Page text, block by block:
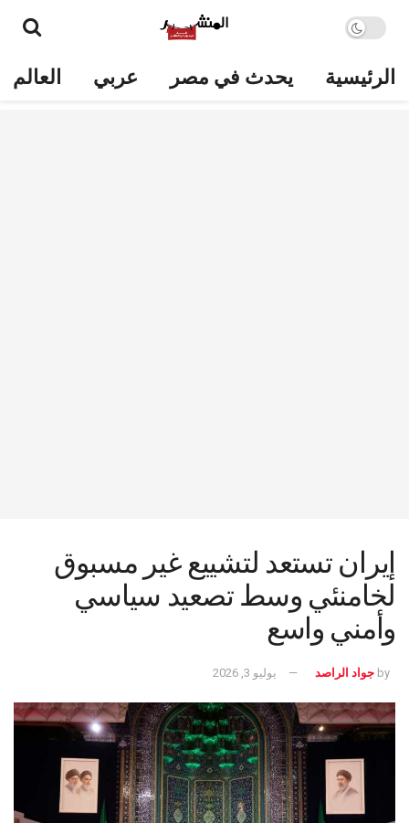
الرئيسية يحدث في مصر عربي العالم
إيران تستعد لتشييع غير مسبوق
لخامنئي وسط تصعيد سياسي
وأمني واسع
by جواد الراصد يوليو 3, 2026